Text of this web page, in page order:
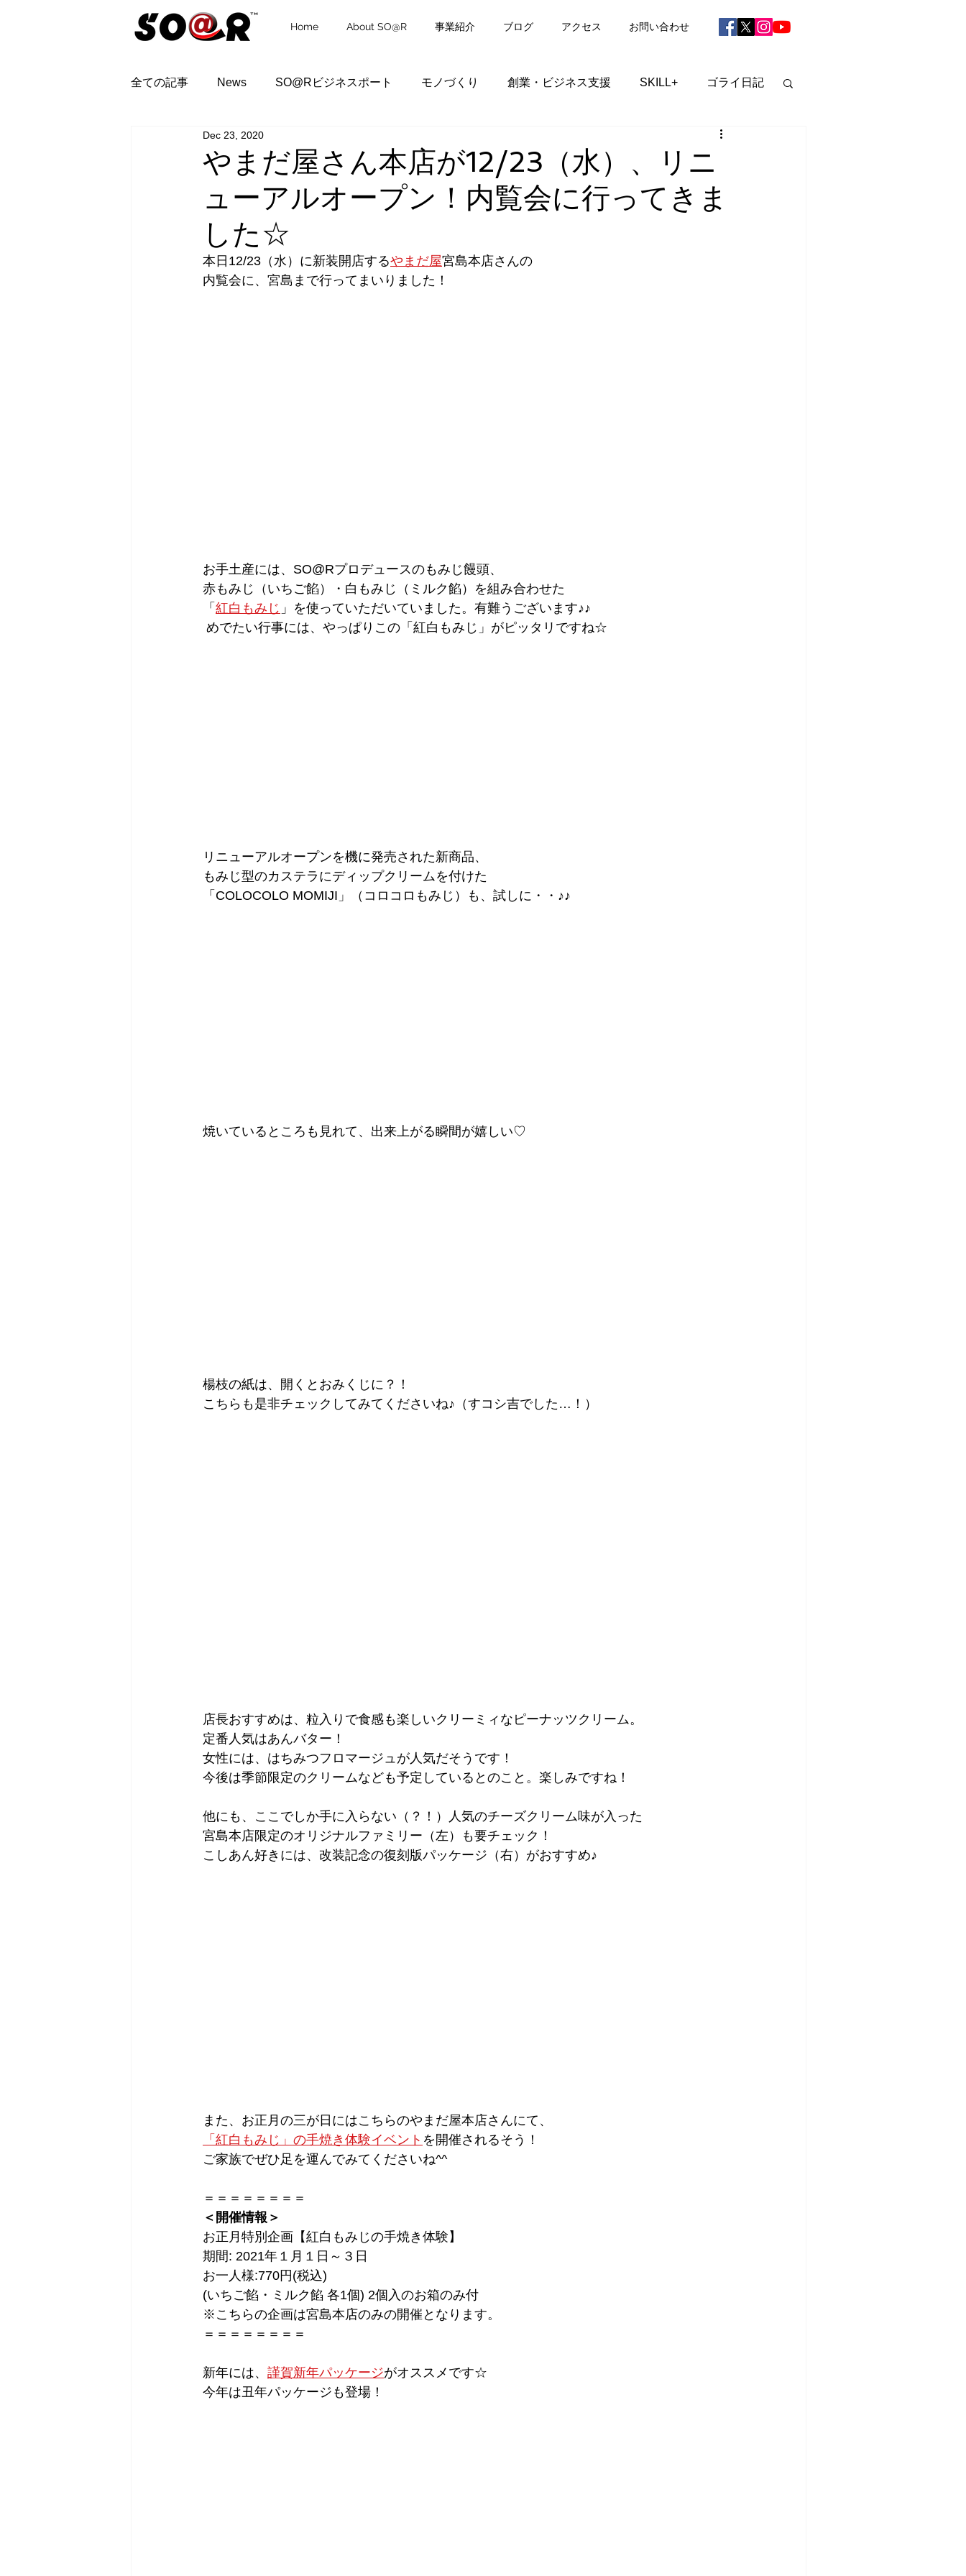
Home About SO@R 事業紹介 ブログ アクセス お問い合わせ
全ての記事 News SO@Rビジネスポート モノづくり 創業・ビジネス支援 SKILL+ ゴライ日記
やまだ屋さん本店が12/23（水）、リニ
ューアルオープン！内覧会に行ってきま
した☆
Dec 23, 2020
本日12/23（水）に新装開店するやまだ屋宮島本店さんの
内覧会に、宮島まで行ってまいりました！
お手土産には、SO@Rプロデュースのもみじ饅頭、
赤もみじ（いちご餡）・白もみじ（ミルク餡）を組み合わせた
「 紅白もみじ 」を使っていただいていました。有難うございます♪♪
めでたい行事には、やっぱりこの「紅白もみじ」がピッタリですね☆
リニューアルオープンを機に発売された新商品、
もみじ型のカステラにディップクリームを付けた
「COLOCOLO MOMIJI」（コロコロもみじ）も、試しに・・♪♪
焼いているところも見れて、出来上がる瞬間が嬉しい♡
楊枝の紙は、開くとおみくじに？！
こちらも是非チェックしてみてくださいね♪（すコシ吉でした…！）
店長おすすめは、粒入りで食感も楽しいクリーミィなピーナッツクリーム。
定番人気はあんバター！
女性には、はちみつフロマージュが人気だそうです！
今後は季節限定のクリームなども予定しているとのこと。楽しみですね！
他にも、ここでしか手に入らない（？！）人気のチーズクリーム味が入った
宮島本店限定のオリジナルファミリー（左）も要チェック！
こしあん好きには、改装記念の復刻版パッケージ（右）がおすすめ♪
また、お正月の三が日にはこちらのやまだ屋本店さんにて、
「紅白もみじ」の手焼き体験イベント を開催されるそう！
ご家族でぜひ足を運んでみてくださいね^^
＝＝＝＝＝＝＝＝
＜開催情報＞
お正月特別企画【紅白もみじの手焼き体験】
期間: 2021年１月１日～３日
お一人様:770円(税込)
(いちご餡・ミルク餡 各1個) 2個入のお箱のみ付
※こちらの企画は宮島本店のみの開催となります。
＝＝＝＝＝＝＝＝
新年には、 謹賀新年パッケージがオススメです☆
今年は丑年パッケージも登場！